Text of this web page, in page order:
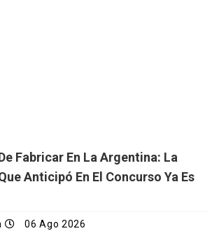
Fabricar En La Argentina: La
Anticipó En El Concurso Ya Es
06 Ago 2026